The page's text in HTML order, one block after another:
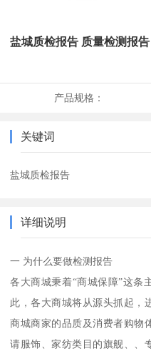
盐城质检报告 质量检测报告
产品规格：
关键词
盐城质检报告
详细说明
一 为什么要做检测报告
各大商城秉着“商城保障”这条
此，各大商城将从源头抓起，
商城商家的品质及消费者购物
请服饰、家纺类目的旗舰、、